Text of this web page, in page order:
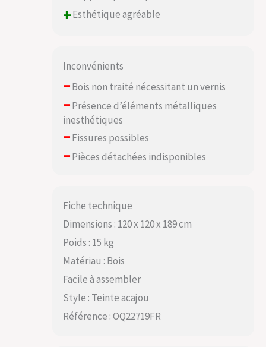
scintillantes pour
animé ou des
paniers suspendus
pour améliorer
+Esthétique agréable
Inconvénients
–Bois non traité nécessitant un vernis
–Présence d’éléments métalliques
inesthétiques
–Fissures possibles
–Pièces détachées indisponibles
Fiche technique
Dimensions : 120 x 120 x 189 cm
Poids : 15 kg
Matériau : Bois
Facile à assembler
Style : Teinte acajou
Référence : OQ22719FR